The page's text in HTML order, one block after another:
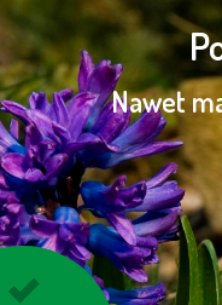
Nawet